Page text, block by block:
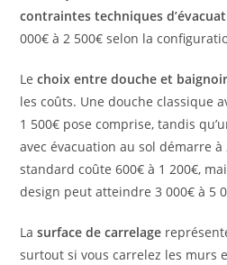
contraintes techniques
000€ à 2 500€ selon la
Lechoix entre douche et
les coûts. Une douche classique
1 500€ pose comprise, tandis
avec évacuation au sol démarre
standard coûte 600€ à 1 200€,
design peut atteindre 3 000€ à 5
Lasurface de carrelage
surtout si vous carrelez les murs